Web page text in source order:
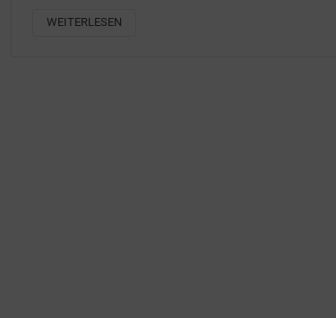
WEITERLESEN